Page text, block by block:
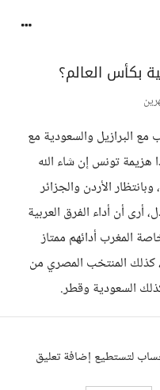
بكأس العالم؟
البرازيل والسعودية مع
تونس إن شاء الله
الأردن والجزائر
أرى أن أداء الفرق العربية
المغرب أدائهم ممتاز
كذلك المنتخب المصري من
السعودية وقطر.
لتستطيع إضافة تعليق